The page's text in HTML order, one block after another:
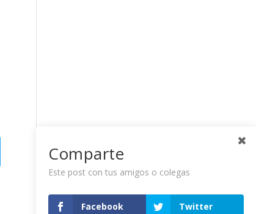
Comparte
Este post con tus amigos o colegas
Facebook Twitter